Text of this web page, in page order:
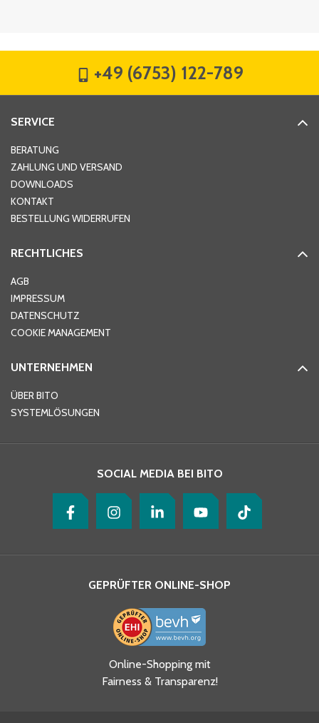
Hausnummer
Ort*
Telefon
Ja, ich habe die
Datenschutzhinweise gelesen
und akzeptiere diese.
+49 (6753) 122-789
SERVICE
BERATUNG
ZAHLUNG UND VERSAND
DOWNLOADS
KONTAKT
BESTELLUNG WIDERRUFEN
RECHTLICHES
AGB
IMPRESSUM
DATENSCHUTZ
COOKIE MANAGEMENT
UNTERNEHMEN
ÜBER BITO
SYSTEMLÖSUNGEN
SOCIAL MEDIA BEI BITO
GEPRÜFTER ONLINE-SHOP
Online-Shopping mit
Fairness & Transparenz!